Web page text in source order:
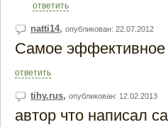
ответить
natti14, опубликован: 22.07.2012
Самое
ответить
tihy.rus, опубликован: 12.02.2013
автор что написал